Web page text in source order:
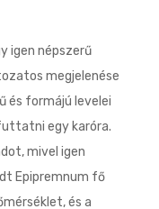
igen népszerű
megjelenése
és formájú levelei
egy karóra.
mivel igen
Epipremnum fő
és a